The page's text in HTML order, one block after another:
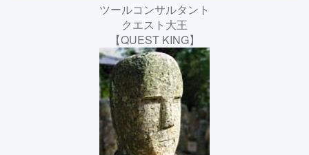
ツールコンサルタント
クエスト大王
【QUEST KING】